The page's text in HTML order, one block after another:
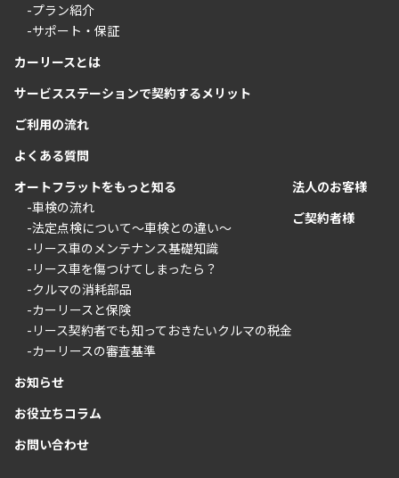
-プラン紹介
-サポート・保証
カーリースとは
サービスステーションで契約するメリット
ご利用の流れ
よくある質問
オートフラットをもっと知る
-車検の流れ
-法定点検について〜車検との違い〜
-リース車のメンテナンス基礎知識
-リース車を傷つけてしまったら？
-クルマの消耗部品
-カーリースと保険
-リース契約者でも知っておきたいクルマの税金
-カーリースの審査基準
お知らせ
お役立ちコラム
お問い合わせ
法人のお客様
ご契約者様